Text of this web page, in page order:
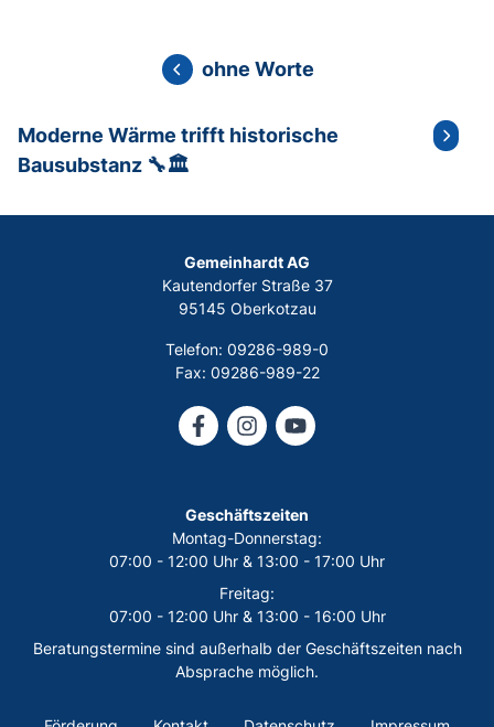
ohne Worte
Moderne Wärme trifft historische
Bausubstanz 🔧🏛
Gemeinhardt AG
Kautendorfer Straße 37
95145 Oberkotzau
Telefon: 09286-989-0
Fax: 09286-989-22
Geschäftszeiten
Montag-Donnerstag:
07:00 - 12:00 Uhr & 13:00 - 17:00 Uhr
Freitag:
07:00 - 12:00 Uhr & 13:00 - 16:00 Uhr
Beratungstermine sind außerhalb der Geschäftszeiten nach
Absprache möglich.